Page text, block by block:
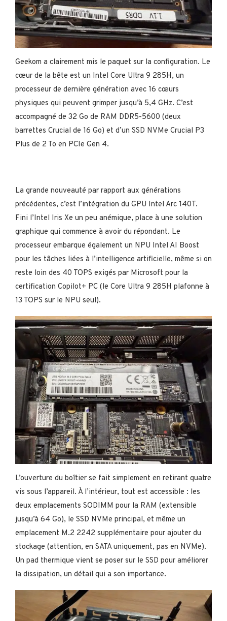
Geekom a clairement mis le paquet sur la configuration. Le
cœur de la bête est un Intel Core Ultra 9 285H, un
processeur de dernière génération avec 16 cœurs
physiques qui peuvent grimper jusqu’à 5,4 GHz. C’est
accompagné de 32 Go de RAM DDR5-5600 (deux
barrettes Crucial de 16 Go) et d’un SSD NVMe Crucial P3
Plus de 2 To en PCIe Gen 4.
La grande nouveauté par rapport aux générations
précédentes, c’est l’intégration du GPU Intel Arc 140T.
Fini l’Intel Iris Xe un peu anémique, place à une solution
graphique qui commence à avoir du répondant. Le
processeur embarque également un NPU Intel AI Boost
pour les tâches liées à l’intelligence artificielle, même si on
reste loin des 40 TOPS exigés par Microsoft pour la
certification Copilot+ PC (le Core Ultra 9 285H plafonne à
13 TOPS sur le NPU seul).
L’ouverture du boîtier se fait simplement en retirant quatre
vis sous l’appareil. À l’intérieur, tout est accessible : les
deux emplacements SODIMM pour la RAM (extensible
jusqu’à 64 Go), le SSD NVMe principal, et même un
emplacement M.2 2242 supplémentaire pour ajouter du
stockage (attention, en SATA uniquement, pas en NVMe).
Un pad thermique vient se poser sur le SSD pour améliorer
la dissipation, un détail qui a son importance.